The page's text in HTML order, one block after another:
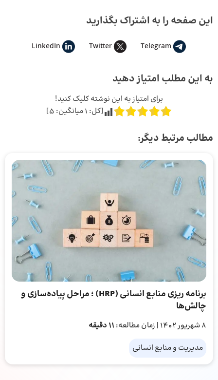
این صفحه را به اشتراک بگذارید
Telegram
Twitter
LinkedIn
به این مطلب امتیاز دهید
برای امتیاز به این نوشته کلیک کنید!
[کل: 1میانگین: 5
]
مطالب مرتبط دیگر:
برنامه ‌ریزی منابع انسانی (HRP) ؛ مراحل پیاده‌سازی و
چالش‌ها
8 شهریور 1402 | زمان مطالعه: 11 دقیقه
مدیریت و منابع انسانی